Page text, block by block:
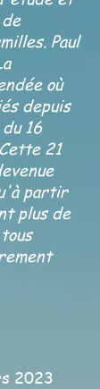
Paul
où
depuis
16
21
partir
plus de
2023